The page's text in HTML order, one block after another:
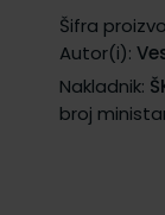
Šifra
Autor(i):
Nakladnik:
broj